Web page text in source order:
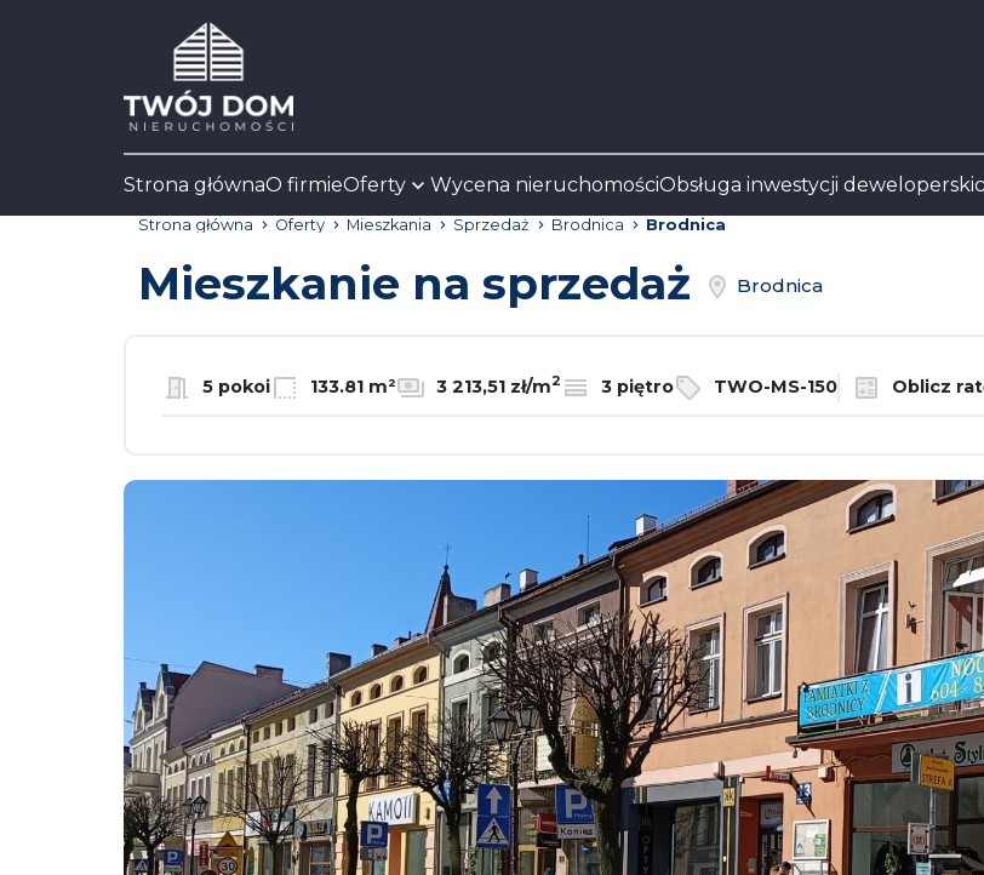
Strona głównaO firmieOferty Wycena nieruchomościObsługa inwestycji
Strona główna Oferty Mieszkania Sprzedaż Brodnica Brodnica
Mieszkanie na sprzedaż Brodnica
5 pokoi 133.81 m² 3 213,51 zł/m2 3 piętro TWO-MS-150 Oblicz